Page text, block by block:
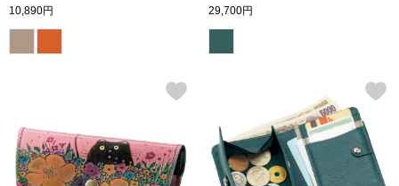
その他
ルーム･アン
10,890円 29,700円